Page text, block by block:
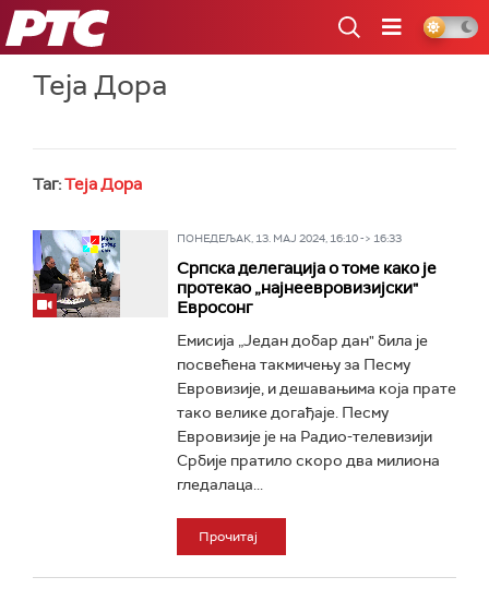
РТС
Теја Дора
Таг:Теја Дора
ПОНЕДЕЉАК, 13. МАЈ 2024, 16:10 -> 16:33
Српска делегација о томе како је
протекао „најнеевровизијски"
Евросонг
Емисија „Један добар дан" била је
посвећена такмичењу за Песму
Евровизије, и дешавањима која прате
тако велике догађаје. Песму
Евровизије је на Радио-телевизији
Србије пратило скоро два милиона
гледалаца...
Прочитај